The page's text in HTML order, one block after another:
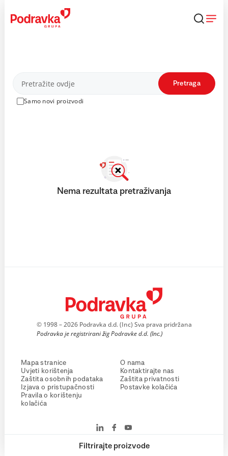
content
Proizvodi
Samo novi proizvodi
Pretraga
Filtrirajte proizvode
Nema rezultata pretraživanja
© 1998 – 2026 Podravka d.d. (Inc) Sva prava pridržana
Podravka je registrirani žig Podravke d.d. (Inc.)
Mapa stranice
Uvjeti korištenja
Zaštita osobnih podataka
Izjava o pristupačnosti
Pravila o korištenju
kolačića
O nama
Kontaktirajte nas
Zaštita privatnosti
Postavke kolačića